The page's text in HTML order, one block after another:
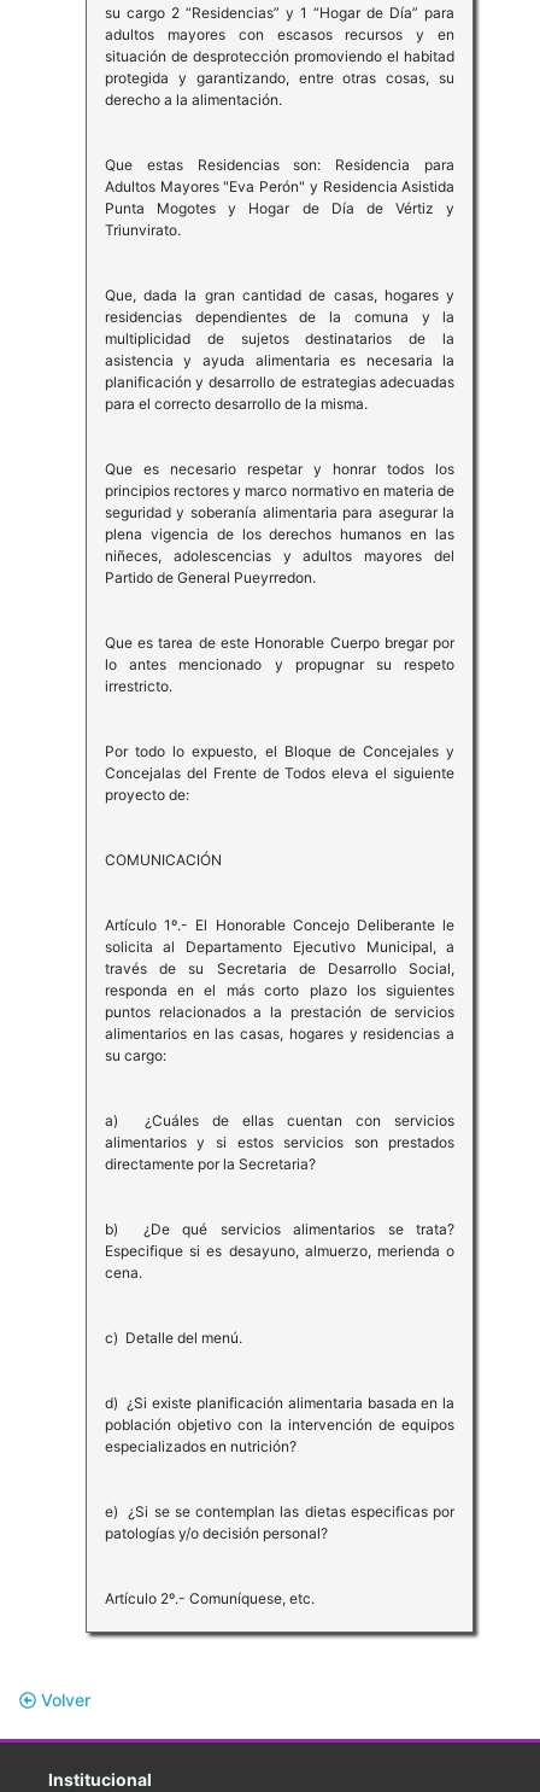
su cargo 2 “Residencias” y 1 “Hogar de Día” para
adultos mayores con escasos recursos y en
situación de desprotección promoviendo el habitad
protegida y garantizando, entre otras cosas, su
derecho a la alimentación.
Que estas Residencias son: Residencia para
Adultos Mayores "Eva Perón" y Residencia Asistida
Punta Mogotes y Hogar de Día de Vértiz y
Triunvirato.
Que, dada la gran cantidad de casas, hogares y
residencias dependientes de la comuna y la
multiplicidad de sujetos destinatarios de la
asistencia y ayuda alimentaria es necesaria la
planificación y desarrollo de estrategias adecuadas
para el correcto desarrollo de la misma.
Que es necesario respetar y honrar todos los
principios rectores y marco normativo en materia de
seguridad y soberanía alimentaria para asegurar la
plena vigencia de los derechos humanos en las
niñeces, adolescencias y adultos mayores del
Partido de General Pueyrredon.
Que es tarea de este Honorable Cuerpo bregar por
lo antes mencionado y propugnar su respeto
irrestricto.
Por todo lo expuesto, el Bloque de Concejales y
Concejalas del Frente de Todos eleva el siguiente
proyecto de:
COMUNICACIÓN
Artículo 1º.- El Honorable Concejo Deliberante le
solicita al Departamento Ejecutivo Municipal, a
través de su Secretaria de Desarrollo Social,
responda en el más corto plazo los siguientes
puntos relacionados a la prestación de servicios
alimentarios en las casas, hogares y residencias a
su cargo:
a) ¿Cuáles de ellas cuentan con servicios
alimentarios y si estos servicios son prestados
directamente por la Secretaria?
b) ¿De qué servicios alimentarios se trata?
Especifique si es desayuno, almuerzo, merienda o
cena.
c) Detalle del menú.
d) ¿Si existe planificación alimentaria basada en la
población objetivo con la intervención de equipos
especializados en nutrición?
e) ¿Si se se contemplan las dietas especificas por
patologías y/o decisión personal?
Artículo 2º.- Comuníquese, etc.
Volver
Institucional